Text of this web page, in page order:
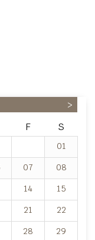
>
F S
01
07
08
14
15
21
22
28
29